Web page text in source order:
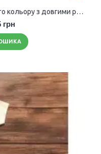
БОДІК ДЛЯ ХЛОПЧИКА салатового кольору з довгими рукавами.
грн